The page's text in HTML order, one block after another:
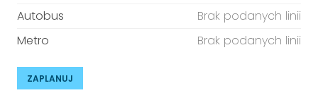
Autobus
Brak podanych linii
Metro
Brak podanych linii
ZAPLANUJ